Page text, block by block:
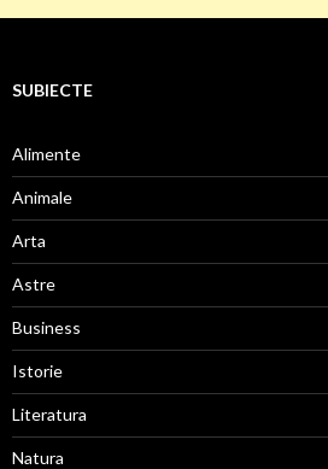
SUBIECTE
Alimente
Animale
Arta
Astre
Business
Istorie
Literatura
Natura